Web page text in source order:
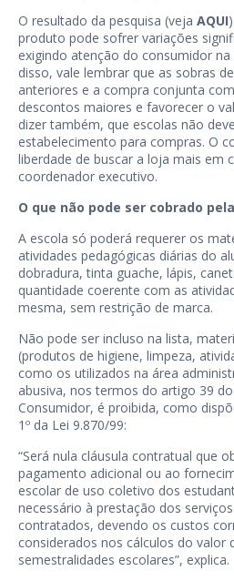
O resultado da pesquisa (veja AQUI
produto pode sofrer variações
exigindo atenção do consumidor
disso, vale lembrar que as sobras
anteriores e a compra conjunta
descontos maiores e favorecer o
dizer também, que escolas não
estabelecimento para compras. O
liberdade de buscar a loja mais em
coordenador executivo.
O que não pode ser cobrado
A escola só poderá requerer os
atividades pedagógicas diárias do
dobradura, tinta guache, lápis,
quantidade coerente com as
mesma, sem restrição de marca.
Não pode ser incluso na lista,
(produtos de higiene, limpeza,
como os utilizados na área
abusiva, nos termos do artigo 39
Consumidor, é proibida, como
1º da Lei 9.870/99:
“Será nula cláusula contratual que
pagamento adicional ou ao
escolar de uso coletivo dos
necessário à prestação dos
contratados, devendo os custos
considerados nos cálculos do valor
semestralidades escolares”, explica.